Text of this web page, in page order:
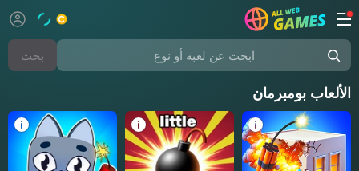
ابحث عن لعبة أو نوع بحث
الألعاب بومبرمان